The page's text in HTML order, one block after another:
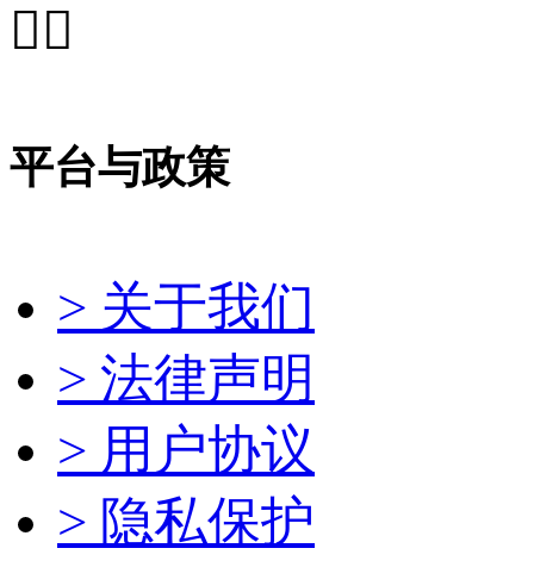

平台与政策
> 关于我们
> 法律声明
> 用户协议
> 隐私保护